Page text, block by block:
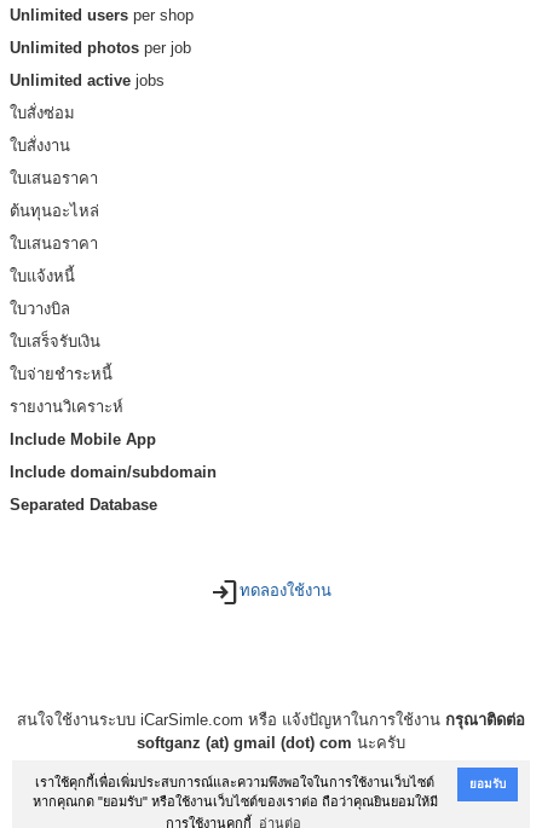
เราใช้คุกกี้เพื่อเพิ่มประสบการณ์และความพึงพอใจในการใช้งานเว็บไซต์
หากคุณกด "ยอมรับ" หรือใช้งานเว็บไซต์ของเราต่อ ถือว่าคุณยินยอมให้มี
การใช้งานคุกกี้
อ่านต่อ
ยอมรับ
Unlimited users per shop
Unlimited photos per job
Unlimited active jobs
ใบสั่งซ่อม
ใบสั่งงาน
ใบเสนอราคา
ต้นทุนอะไหล่
ใบเสนอราคา
ใบแจ้งหนี้
ใบวางบิล
ใบเสร็จรับเงิน
ใบจ่ายชำระหนี้
รายงานวิเคราะห์
Include Mobile App
Include domain/subdomain
Separated Database
loginทดลองใช้งาน
สนใจใช้งานระบบ iCarSimle.com หรือ แจ้งปัญหาในการใช้งาน กรุณาติดต่อ
softganz (at) gmail (dot) com นะครับ